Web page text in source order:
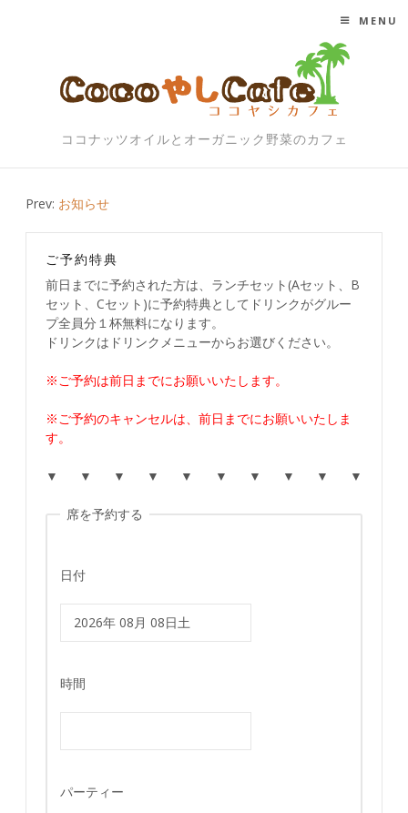
ココナッツオイルとオーガニック野菜のカフェ
MENU
Post
navigation
Prev: お知らせ
ご予約特典
前日までに予約された方は、ランチセット(Aセット、B
セット、Cセット)に予約特典としてドリンクがグルー
プ全員分１杯無料になります。
ドリンクはドリンクメニューからお選びください。
※ご予約は前日までにお願いいたします。
※ご予約のキャンセルは、前日までにお願いいたしま
す。
▼ ▼ ▼ ▼ ▼ ▼ ▼ ▼ ▼ ▼
席を予約する
日付
時間
パーティー